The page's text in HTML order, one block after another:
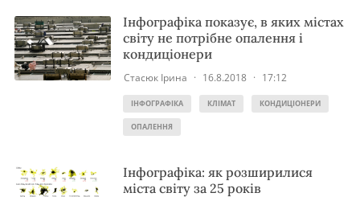
Інфографіка показує, в яких містах
світу не потрібне опалення і
кондиціонери
Стасюк Ірина · 16.8.2018 · 17:12
ІНФОГРАФІКА КЛІМАТ КОНДИЦІОНЕРИ
ОПАЛЕННЯ
Інфографіка: як розширилися
міста світу за 25 років